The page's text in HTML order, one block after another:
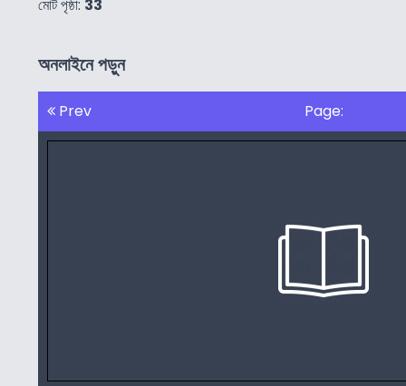
মোট পৃষ্ঠা: 33
অনলাইনে পড়ুন
Prev Page: